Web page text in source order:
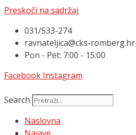
Preskoči na sadržaj
031/533-274
ravnateljica@cks-romberg.hr
Pon - Pet: 7:00 - 15:00
Facebook Instagram
Search
Naslovna